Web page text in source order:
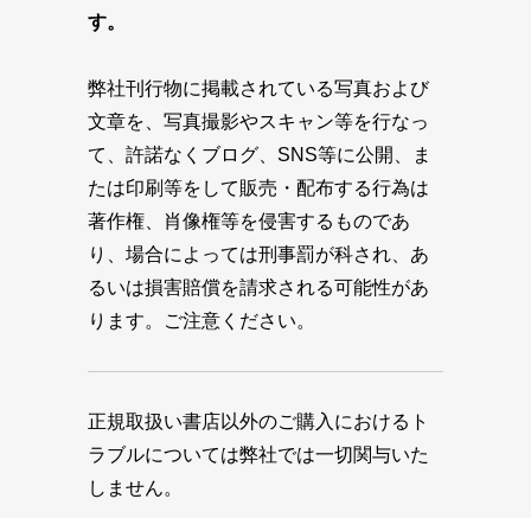
す。
弊社刊行物に掲載されている写真および
文章を、写真撮影やスキャン等を行なっ
て、許諾なくブログ、SNS等に公開、ま
たは印刷等をして販売・配布する行為は
著作権、肖像権等を侵害するものであ
り、場合によっては刑事罰が科され、あ
るいは損害賠償を請求される可能性があ
ります。ご注意ください。
正規取扱い書店以外のご購入におけるト
ラブルについては弊社では一切関与いた
しません。